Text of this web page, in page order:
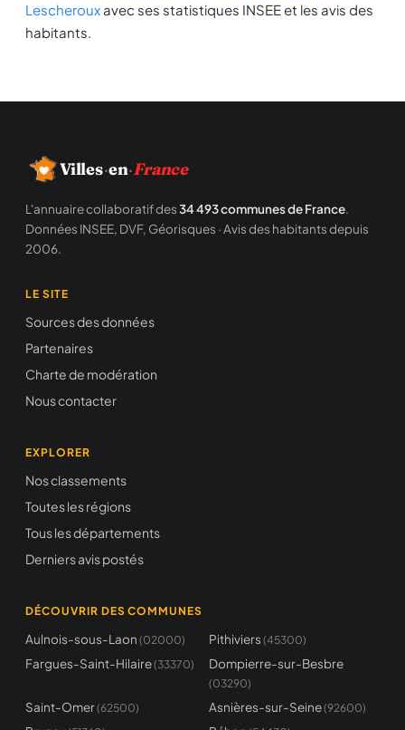
Lescheroux avec ses statistiques INSEE et les avis des
habitants.
Villes·en·France
L'annuaire collaboratif des34 493 communes de France.
Données INSEE, DVF, Géorisques · Avis des habitants depuis
2006.
LE SITE
Sources des données
Partenaires
Charte de modération
Nous contacter
EXPLORER
Nos classements
Toutes les régions
Tous les départements
Derniers avis postés
DÉCOUVRIR DES COMMUNES
Aulnois-sous-Laon (02000) Pithiviers (45300)
Fargues-Saint-Hilaire(33370) Dompierre-sur-Besbre
(03290)
Saint-Omer(62500) Asnières-sur-Seine(92600)